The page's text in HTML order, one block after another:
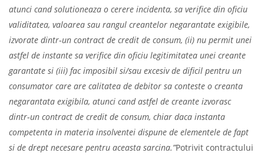
atunci cand solutioneaza o cerere incidenta, sa verifice din oficiu
validitatea, valoarea sau rangul creantelor negarantate exigibile,
izvorate dintr‑un contract de credit de consum, (ii) nu permit unei
astfel de instante sa verifice din oficiu legitimitatea unei creante
garantate si (iii) fac imposibil si/sau excesiv de dificil pentru un
consumator care are calitatea de debitor sa conteste o creanta
negarantata exigibila, atunci cand astfel de creante izvorasc
dintr‑un contract de credit de consum, chiar daca instanta
competenta in materia insolventei dispune de elementele de fapt
si de drept necesare pentru aceasta sarcina.”Potrivit contractului